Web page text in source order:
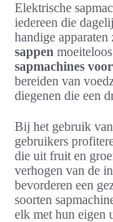
Elektrische
iedereen die
handige
sappen
sapmachines
bereiden van
diegenen die een
Bij het gebruik
gebruikers
die uit fruit en
verhogen van de
bevorderen een
soorten
elk met hun eigen